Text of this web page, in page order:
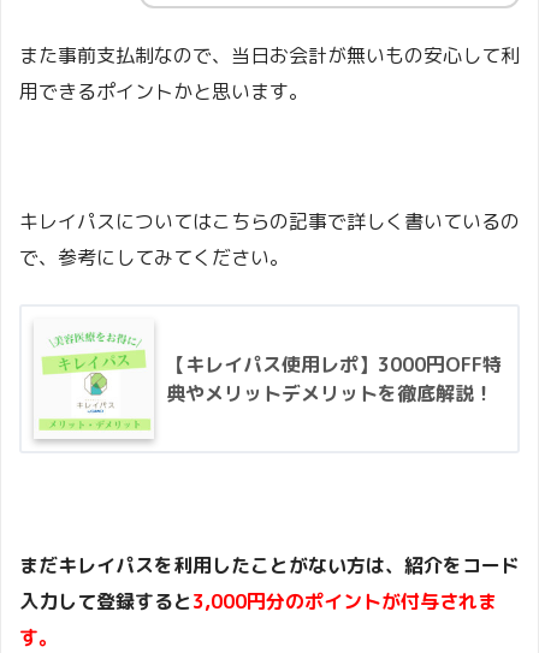
また事前支払制なので、当日お会計が無いもの安心して利
用できるポイントかと思います。
キレイパスについてはこちらの記事で詳しく書いているの
で、参考にしてみてください。
【キレイパス使用レポ】3000円OFF特
典やメリットデメリットを徹底解説！
まだキレイパスを利用したことがない方は、紹介をコード
入力して登録すると3,000円分のポイントが付与されま
す。